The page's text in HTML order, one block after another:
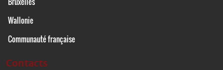
Wallonie
Communauté française
Contacts